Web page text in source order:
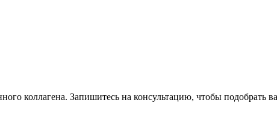
коллагена. Запишитесь на консультацию, чтобы подобрать